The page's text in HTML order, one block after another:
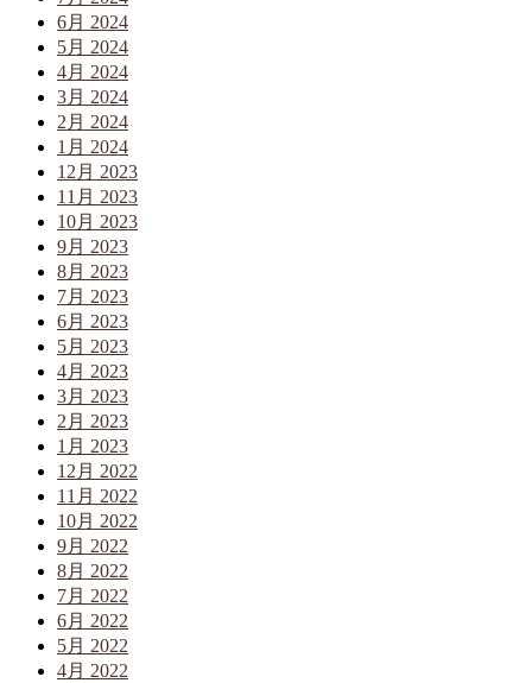
6月 2024
5月 2024
4月 2024
3月 2024
2月 2024
1月 2024
12月 2023
11月 2023
10月 2023
9月 2023
8月 2023
7月 2023
6月 2023
5月 2023
4月 2023
3月 2023
2月 2023
1月 2023
12月 2022
11月 2022
10月 2022
9月 2022
8月 2022
7月 2022
6月 2022
5月 2022
4月 2022